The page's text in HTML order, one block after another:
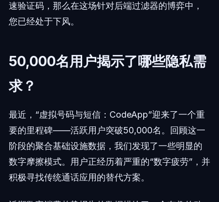
速验证码，那么在这场针对后端过滤器的博弈中，
您已经处于下风。
50,000名用户揭示了哪些隐私需
求？
最近，“虚拟号码与短信：CodeApp”迎来了一个重
要的里程碑——活跃用户突破50,000名。回顾这一
阶段的聚合基础设施数据，我们发现了一些明显的
数字摩擦模式。用户正经历着严重的“数字疲劳”，并
积极寻找传统通话应用的替代方案。